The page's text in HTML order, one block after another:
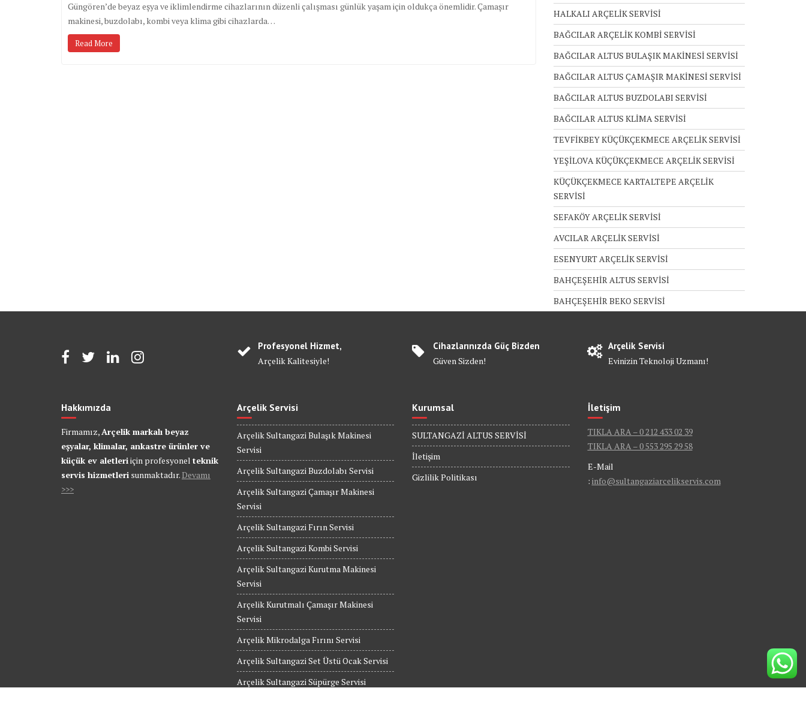
Güngören’de beyaz eşya ve iklimlendirme cihazlarının düzenli çalışması günlük yaşam için oldukça önemlidir. Çamaşır
makinesi, buzdolabı, kombi veya klima gibi cihazlarda…
Read More
HALKALI ARÇELİK SERVİSİ
BAĞCILAR ARÇELİK KOMBİ SERVİSİ
BAĞCILAR ALTUS BULAŞIK MAKİNESİ SERVİSİ
BAĞCILAR ALTUS ÇAMAŞIR MAKİNESİ SERVİSİ
BAĞCILAR ALTUS BUZDOLABI SERVİSİ
BAĞCILAR ALTUS KLİMA SERVİSİ
TEVFİKBEY KÜÇÜKÇEKMECE ARÇELİK SERVİSİ
YEŞİLOVA KÜÇÜKÇEKMECE ARÇELİK SERVİSİ
KÜÇÜKÇEKMECE KARTALTEPE ARÇELİK
SERVİSİ
SEFAKÖY ARÇELİK SERVİSİ
AVCILAR ARÇELİK SERVİSİ
ESENYURT ARÇELİK SERVİSİ
BAHÇEŞEHİR ALTUS SERVİSİ
BAHÇEŞEHİR BEKO SERVİSİ
Profesyonel Hizmet,
Arçelik Kalitesiyle!
Cihazlarınızda Güç Bizden
Güven Sizden!
Arçelik Servisi
Evinizin Teknoloji Uzmanı!
Hakkımızda
Firmamız,Arçelik markalı beyaz
eşyalar, klimalar, ankastre ürünler ve
küçük ev aletleriiçin profesyonel teknik
servis hizmetleri sunmaktadır.Devamı
>>>
Arçelik Servisi
Arçelik Sultangazi Bulaşık Makinesi
Servisi
Arçelik Sultangazi Buzdolabı Servisi
Arçelik Sultangazi Çamaşır Makinesi
Servisi
Arçelik Sultangazi Fırın Servisi
Arçelik Sultangazi Kombi Servisi
Arçelik Sultangazi Kurutma Makinesi
Servisi
Arçelik Kurutmalı Çamaşır Makinesi
Servisi
Arçelik Mikrodalga Fırını Servisi
Arçelik Sultangazi Set Üstü Ocak Servisi
Arçelik Sultangazi Süpürge Servisi
Kurumsal
SULTANGAZİ ALTUS SERVİSİ
İletişim
Gizlilik Politikası
İletişim
TIKLA ARA – 0 212 433 02 39
TIKLA ARA – 0 553 295 29 58
E-Mail
: info@sultangaziarcelikservis.com